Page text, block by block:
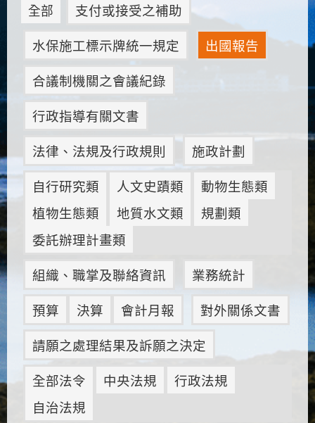
全部 支付或接受之補助
水保施工標示牌統一規定 出國報告
合議制機關之會議紀錄
行政指導有關文書
法律、法規及行政規則 施政計劃
自行研究類 人文史蹟類
動物生態類
植物生態類
地質水文類
規劃類
委託辦理計畫類
組織、職掌及聯絡資訊 業務統計
預算 決算 會計月報 對外關係文書
請願之處理結果及訴願之決定
全部法令 中央法規
行政法規
自治法規